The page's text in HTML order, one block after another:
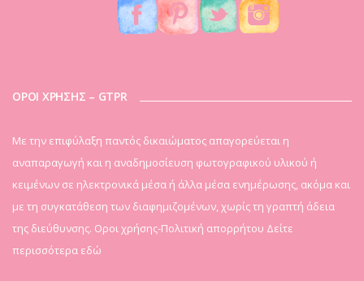
ΟΡΟΙ ΧΡΗΣΗΣ – GTPR
Mε την επιφύλαξη παντός δικαιώματος απαγορεύεται η
αναπαραγωγή και η αναδημοσίευση φωτογραφικού υλικού ή
κειμένων σε ηλεκτρονικά μέσα ή άλλα μέσα ενημέρωσης, ακόμα και
με τη συγκατάθεση των διαφημιζομένων, χωρίς τη γραπτή άδεια
της διεύθυνσης. Οροι χρήσης-Πολιτική απορρήτου Δείτε
περισσότερα εδώ